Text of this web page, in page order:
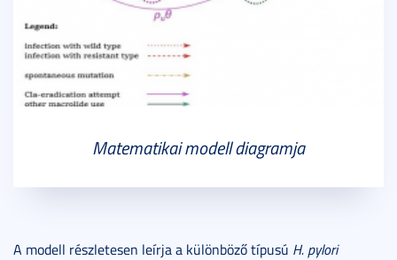
Matematikai modell diagramja
A modell részletesen leírja a különböző típusú H. pylori